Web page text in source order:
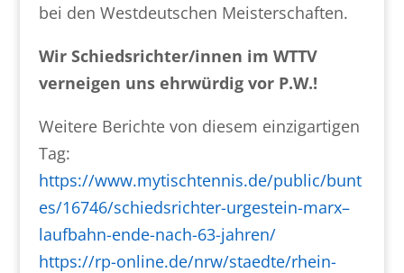
bei den Westdeutschen Meisterschaften.
Wir Schiedsrichter/innen im WTTV
verneigen uns ehrwürdig vor P.W.!
Weitere Berichte von diesem einzigartigen
Tag:
https://www.mytischtennis.de/public/bunt
es/16746/schiedsrichter-urgestein-marx–
laufbahn-ende-nach-63-jahren/
https://rp-online.de/nrw/staedte/rhein-